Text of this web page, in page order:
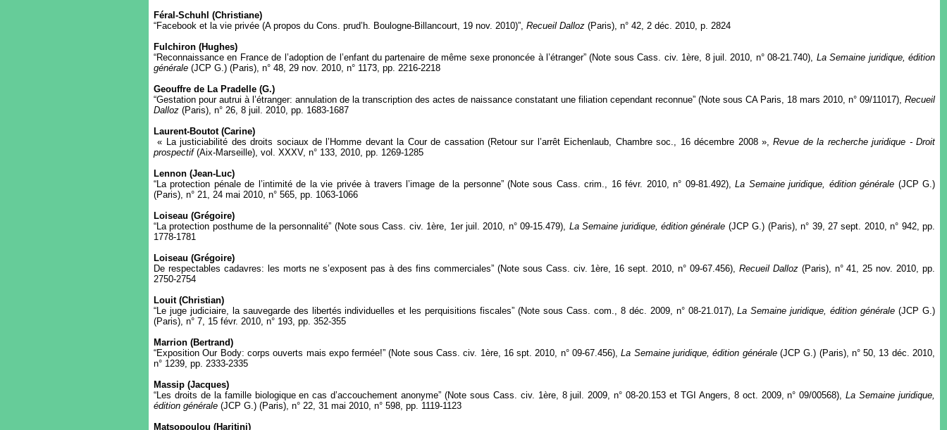
Féral-Schuhl (Christiane)
“Facebook et la vie privée (A propos du Cons. prud’h. Boulogne-Billancourt, 19 nov. 2010)”, Recueil Dalloz (Paris), n° 42, 2 déc. 2010, p. 2824
Fulchiron (Hughes)
“Reconnaissance en France de l’adoption de l’enfant du partenaire de même sexe prononcée à l’étranger” (Note sous Cass. civ. 1ère, 8 juil. 2010, n° 08-21.740), La Semaine juridique, édition
générale (JCP G.) (Paris), n° 48, 29 nov. 2010, n° 1173, pp. 2216-2218
Geouffre de La Pradelle (G.)
“Gestation pour autrui à l’étranger: annulation de la transcription des actes de naissance constatant une filiation cependant reconnue” (Note sous CA Paris, 18 mars 2010, n° 09/11017), Recueil
Dalloz (Paris), n° 26, 8 juil. 2010, pp. 1683-1687
Laurent-Boutot (Carine)
« La justiciabilité des droits sociaux de l’Homme devant la Cour de cassation (Retour sur l’arrêt Eichenlaub, Chambre soc., 16 décembre 2008 »,Revue de la recherche juridique - Droit
prospectif(Aix-Marseille), vol. XXXV, n° 133, 2010, pp. 1269-1285
Lennon (Jean-Luc)
“La protection pénale de l’intimité de la vie privée à travers l’image de la personne” (Note sous Cass. crim., 16 févr. 2010, n° 09-81.492),La Semaine juridique, édition générale (JCP G.)
(Paris), n° 21, 24 mai 2010, n° 565, pp. 1063-1066
Loiseau (Grégoire)
“La protection posthume de la personnalité” (Note sous Cass. civ. 1ère, 1er juil. 2010, n° 09-15.479), La Semaine juridique, édition générale (JCP G.) (Paris), n° 39, 27 sept. 2010, n° 942, pp.
1778-1781
Loiseau (Grégoire)
De respectables cadavres: les morts ne s’exposent pas à des fins commerciales” (Note sous Cass. civ. 1ère, 16 sept. 2010, n° 09-67.456), Recueil Dalloz(Paris), n° 41, 25 nov. 2010, pp.
2750-2754
Louit (Christian)
“Le juge judiciaire, la sauvegarde des libertés individuelles et les perquisitions fiscales” (Note sous Cass. com., 8 déc. 2009, n° 08-21.017),La Semaine juridique, édition générale(JCP G.)
(Paris), n° 7, 15 févr. 2010, n° 193, pp. 352-355
Marrion (Bertrand)
“Exposition Our Body: corps ouverts mais expo fermée!” (Note sous Cass. civ. 1ère, 16 spt. 2010, n° 09-67.456),La Semaine juridique, édition générale (JCP G.) (Paris), n° 50, 13 déc. 2010,
n° 1239, pp. 2333-2335
Massip (Jacques)
“Les droits de la famille biologique en cas d’accouchement anonyme” (Note sous Cass. civ. 1ère, 8 juil. 2009, n° 08-20.153 et TGI Angers, 8 oct. 2009, n° 09/00568),La Semaine juridique,
édition générale (JCP G.) (Paris), n° 22, 31 mai 2010, n° 598, pp. 1119-1123
Matsopoulou (Haritini)